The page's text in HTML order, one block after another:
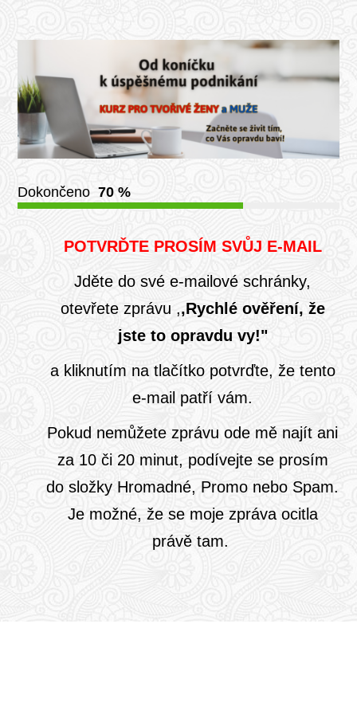
Dokončeno 70 %
POTVRĎTE PROSÍM SVŮJ E-MAIL
Jděte do své e-mailové schránky,
otevřete zprávu ,,Rychlé ověření, že
jste to opravdu vy!"
a kliknutím na tlačítko potvrďte, že tento
e-mail patří vám.
Pokud nemůžete zprávu ode mě najít ani
za 10 či 20 minut, podívejte se prosím
do složky Hromadné, Promo nebo Spam.
Je možné, že se moje zpráva ocitla
právě tam.